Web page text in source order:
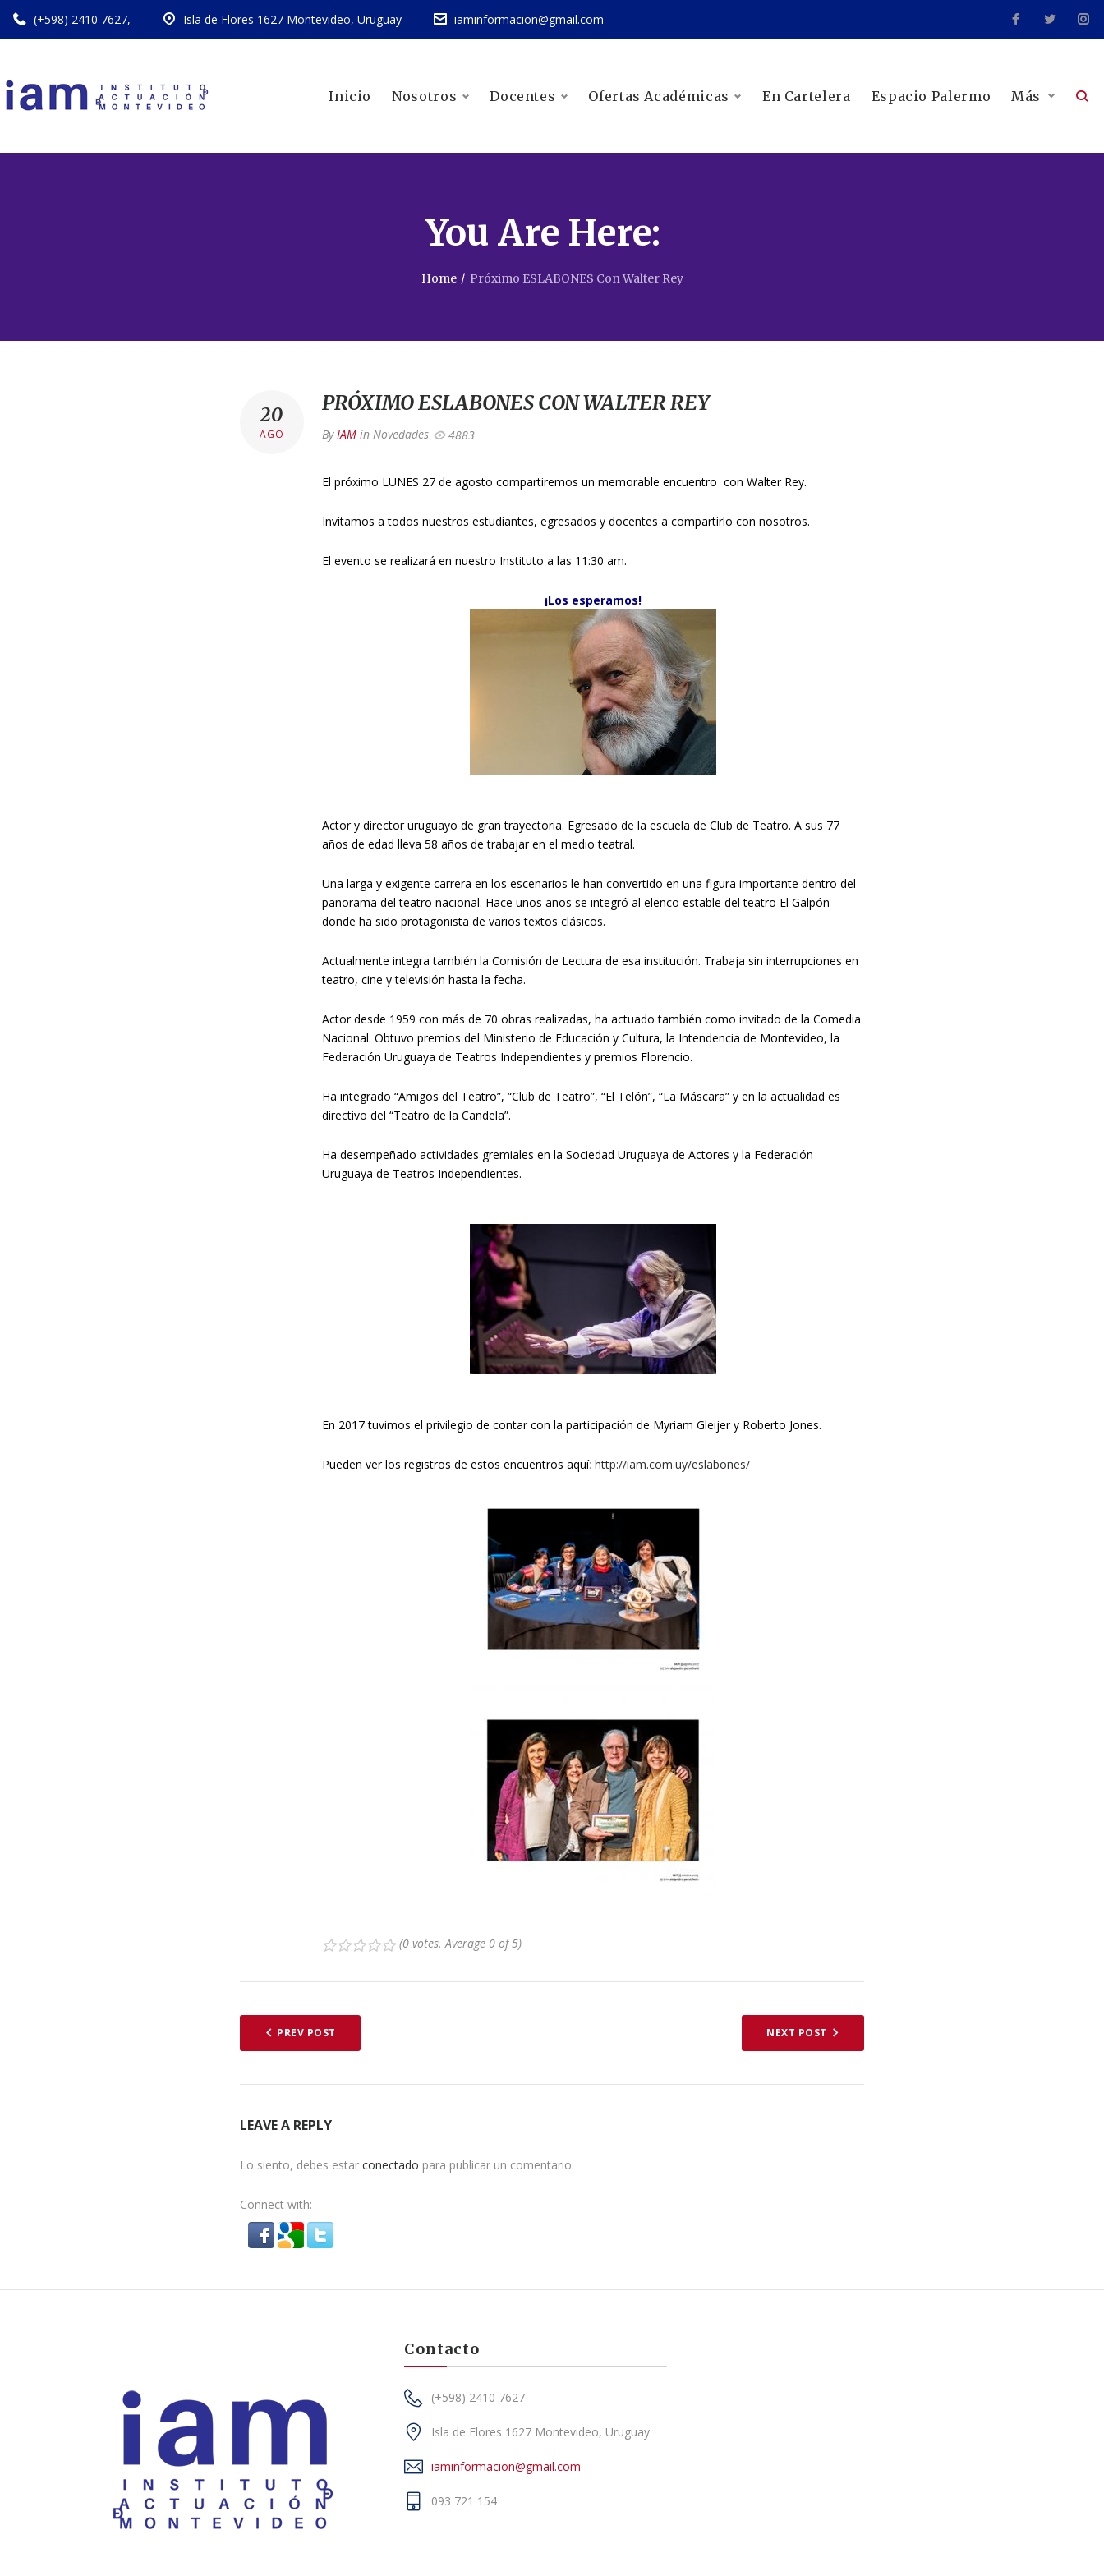
(+598) 2410 7627, Isla de Flores 1627 Montevideo, Uruguay iaminformacion@gmail.com
Inicio Nosotros Docentes Ofertas Académicas En Cartelera Espacio Palermo Más
You Are Here:
Home / Próximo ESLABONES Con Walter Rey
20
AGO
PRÓXIMO ESLABONES CON WALTER REY
ByIAM in Novedades 4883
El próximo LUNES 27 de agosto compartiremos un memorable encuentro con Walter Rey.
Invitamos a todos nuestros estudiantes, egresados y docentes a compartirlo con nosotros.
El evento se realizará en nuestro Instituto a las 11:30 am.
¡Los esperamos!
Actor y director uruguayo de gran trayectoria. Egresado de la escuela de Club de Teatro. A sus 77
años de edad lleva 58 años de trabajar en el medio teatral.
Una larga y exigente carrera en los escenarios le han convertido en una figura importante dentro del
panorama del teatro nacional. Hace unos años se integró al elenco estable del teatro El Galpón
donde ha sido protagonista de varios textos clásicos.
Actualmente integra también la Comisión de Lectura de esa institución. Trabaja sin interrupciones en
teatro, cine y televisión hasta la fecha.
Actor desde 1959 con más de 70 obras realizadas, ha actuado también como invitado de la Comedia
Nacional. Obtuvo premios del Ministerio de Educación y Cultura, la Intendencia de Montevideo, la
Federación Uruguaya de Teatros Independientes y premios Florencio.
Ha integrado “Amigos del Teatro”, “Club de Teatro”, “El Telón”, “La Máscara” y en la actualidad es
directivo del “Teatro de la Candela”.
Ha desempeñado actividades gremiales en la Sociedad Uruguaya de Actores y la Federación
Uruguaya de Teatros Independientes.
En 2017 tuvimos el privilegio de contar con la participación de Myriam Gleijer y Roberto Jones.
Pueden ver los registros de estos encuentros aquí: http://iam.com.uy/eslabones/
(0 votes. Average 0of 5)
PREV POST NEXT POST
LEAVE A REPLY
Lo siento, debes estar conectado para publicar un comentario.
Connect with:
Contacto
(+598) 2410 7627
Isla de Flores 1627 Montevideo, Uruguay
iaminformacion@gmail.com
093 721 154